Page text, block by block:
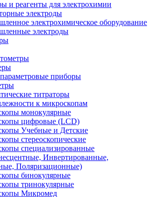
и реагенты для электрохимии
электроды
электрохимическое оборудование
электроды
приборы
титраторы
к микроскопам
монокулярные
цифровые (LCD)
Учебные и Детские
стереоскопические
специализированные
Инвертированные,
Поляризационные)
бинокулярные
тринокулярные
Микромед